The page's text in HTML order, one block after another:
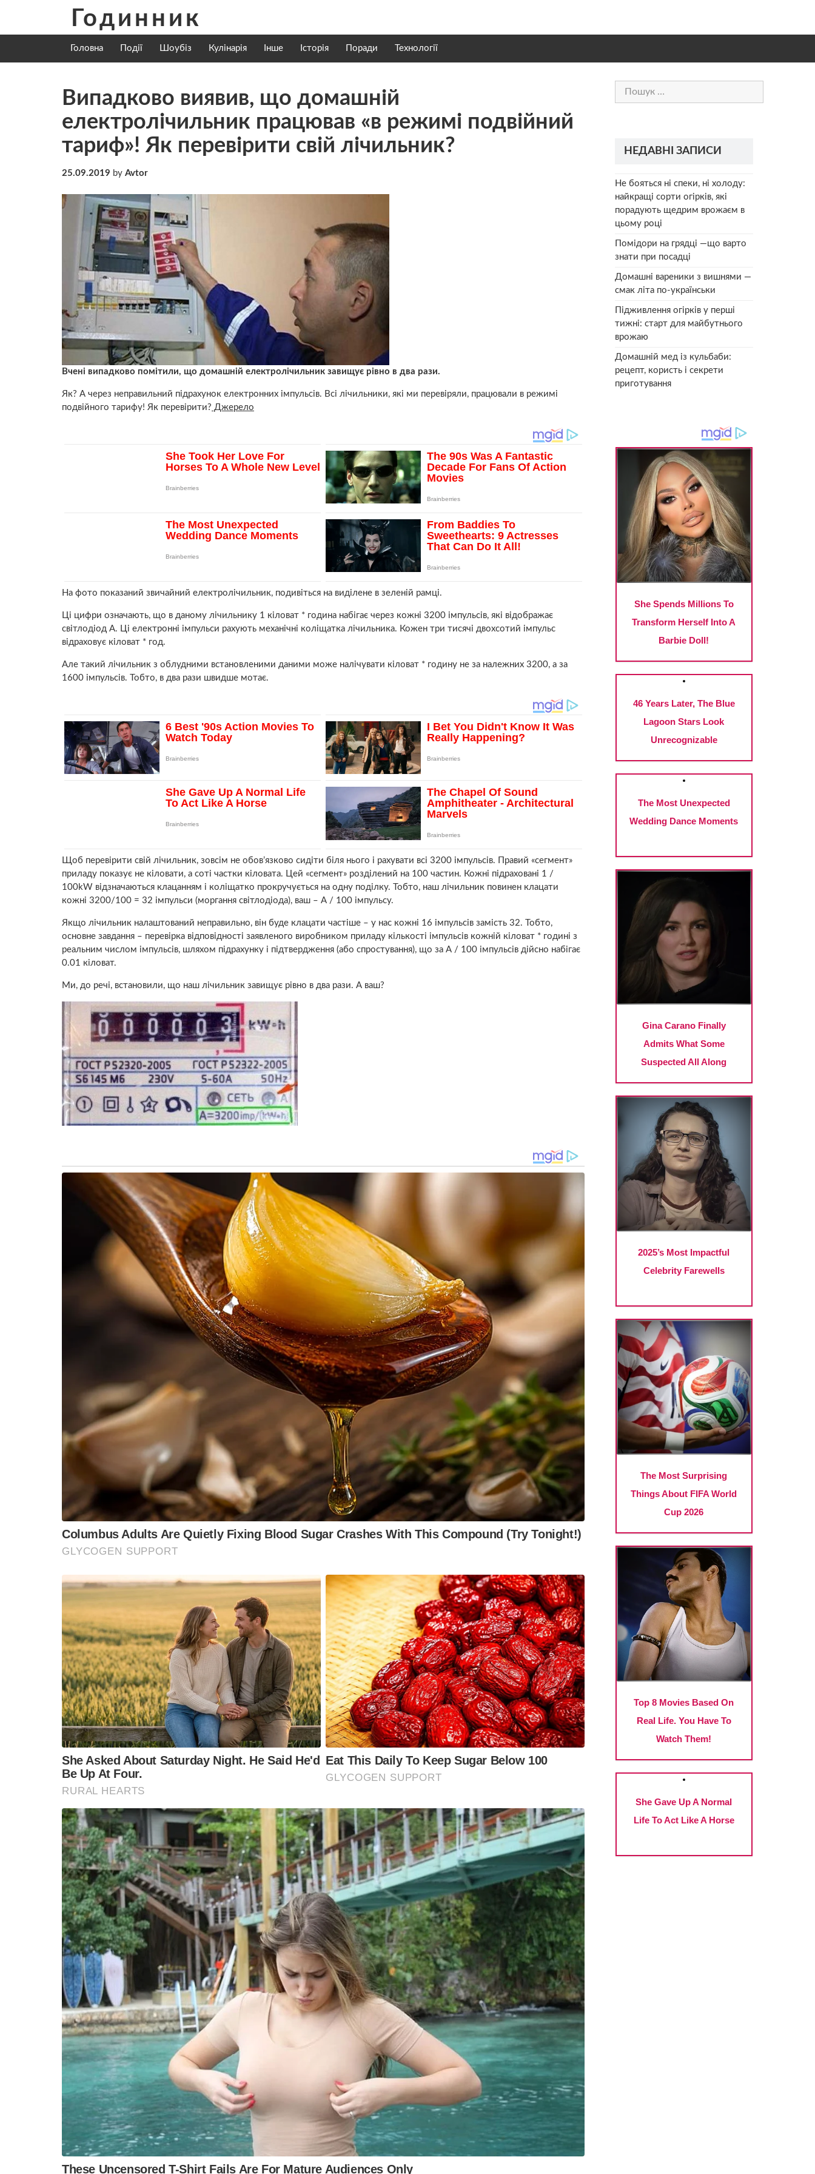
content
Годинник
Головна Події Шоубіз Кулінарія Інше Історія Поради Технології
Випадково виявив, що домашній
електролічильник працював «в режимі подвійний
тариф»! Як перевірити свій лічильник?
25.09.2019 by Avtor
Вчені випадково помітили, що домашній електролічильник завищує рівно в два рази.
Як? А через неправильний підрахунок електронних імпульсів. Всі лічильники, які ми перевіряли, працювали в режимі
подвійного тарифу! Як перевірити? Джерело
На фото показаний звичайний електролічильник, подивіться на виділене в зеленій рамці.
Ці цифри означають, що в даному лічильнику 1 кіловат * година набігає через кожні 3200 імпульсів, які відображає
світлодіод А. Ці електронні імпульси рахують механічні коліщатка лічильника. Кожен три тисячі двохсотий імпульс
відраховує кіловат * год.
Але такий лічильник з облудними встановленими даними може налічувати кіловат * годину не за належних 3200, а за
1600 імпульсів. Тобто, в два рази швидше мотає.
Щоб перевірити свій лічильник, зовсім не обов’язково сидіти біля нього і рахувати всі 3200 імпульсів. Правий «сегмент»
приладу показує не кіловати, а соті частки кіловата. Цей «сегмент» розділений на 100 частин. Кожні підраховані 1 /
100kW відзначаються клацанням і коліщатко прокручується на одну поділку. Тобто, наш лічильник повинен клацати
кожні 3200/100 = 32 імпульси (моргання світлодіода), ваш – А / 100 імпульсу.
Якщо лічильник налаштований неправильно, він буде клацати частіше – у нас кожні 16 імпульсів замість 32. Тобто,
основне завдання – перевірка відповідності заявленого виробником приладу кількості імпульсів кожній кіловат * годині з
реальним числом імпульсів, шляхом підрахунку і підтвердження (або спростування), що за А / 100 імпульсів дійсно набігає
0.01 кіловат.
Ми, до речі, встановили, що наш лічильник завищує рівно в два рази. А ваш?
Пошук:
НЕДАВНІ ЗАПИСИ
Не бояться ні спеки, ні холоду:
найкращі сорти огірків, які
порадують щедрим врожаєм в
цьому році
Помідори на грядці —що варто
знати при посадці
Домашні вареники з вишнями —
смак літа по-українськи
Підживлення огірків у перші
тижні: старт для майбутнього
врожаю
Домашній мед із кульбаби:
рецепт, користь і секрети
приготування